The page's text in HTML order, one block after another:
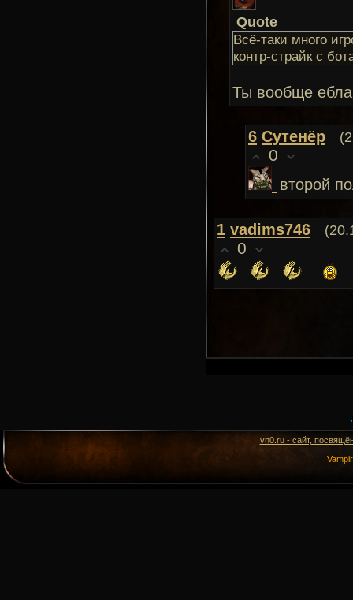
Quote
Всё-таки много
контр-страйк с
Ты вообще
6 Сутенёр
0
второй
1 vadims746
0
vn0.ru - сайт,